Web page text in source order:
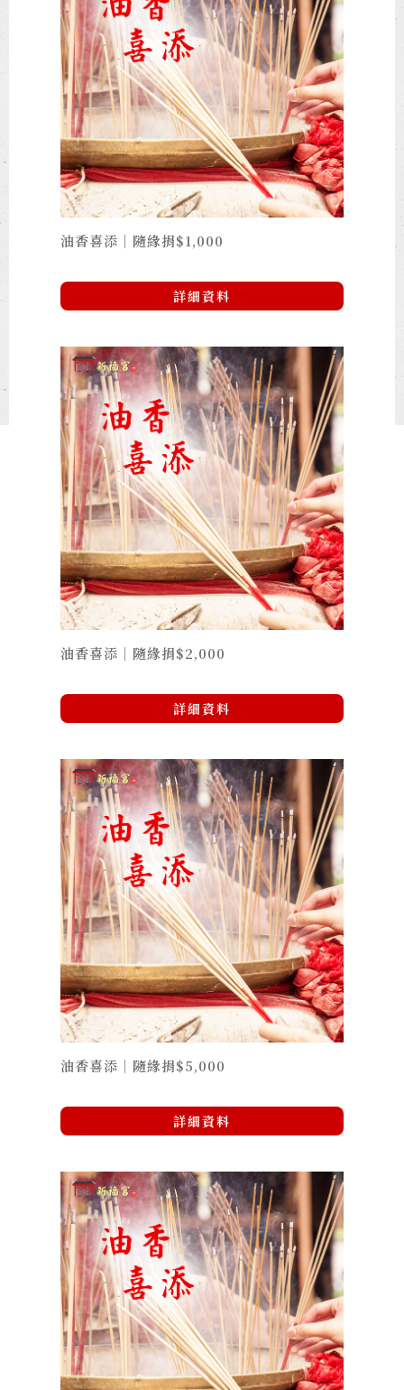
油香喜添｜隨緣捐$1,000
詳細資料
油香喜添｜隨緣捐$2,000
詳細資料
油香喜添｜隨緣捐$5,000
詳細資料